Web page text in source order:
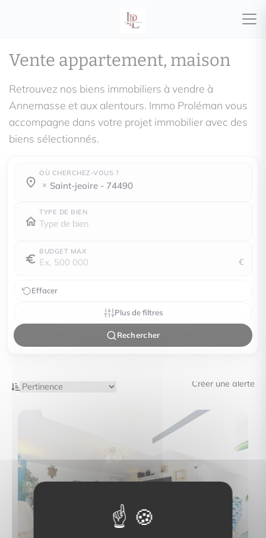
Vente appartement, maison
Retrouvez nos biens immobiliers à vendre à
Annemasse et aux alentours. Immo Proléman vous
accompagne dans votre projet immobilier avec des
biens sélectionnés.
OÙ CHERCHEZ-VOUS ?
Où cherchez-vous ?
saint-jeoire - 74490
Où cherchez-vous ?
TYPE DE BIEN
BUDGET MAX
€
Effacer
Plus de filtres
Rechercher
Créer une alerte